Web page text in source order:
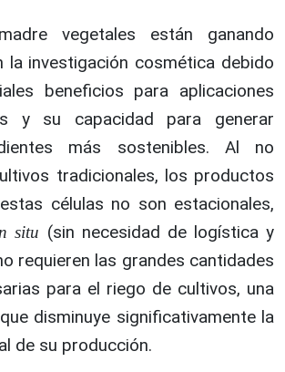
vegetales están ganando
la investigación cosmética debido
beneficios para aplicaciones
y su capacidad para generar
más sostenibles. Al no
tradicionales, los productos
células no son estacionales,
situ (sin necesidad de logística y
requieren las grandes cantidades
para el riego de cultivos, una
disminuye significativamente la
de su producción.